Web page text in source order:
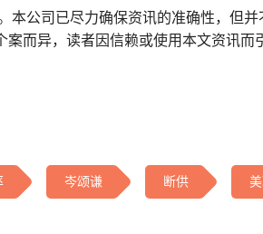
本公司已尽力确保资讯的准确性，但
而异，读者因信赖或使用本文资讯而
岑颂谦 断供